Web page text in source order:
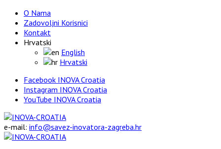
O Nama
Zadovoljni Korisnici
Kontakt
Hrvatski
English
Hrvatski
Facebook INOVA Croatia
Instagram INOVA Croatia
YouTube INOVA Croatia
e-mail: info@savez-inovatora-zagreba.hr